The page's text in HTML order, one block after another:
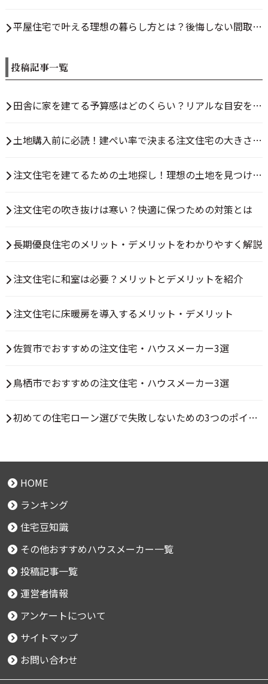
平屋住宅で叶える理想の暮らし方とは？後悔しない間取り
の決め方
投稿記事一覧
田舎に家を建てる予算感はどのくらい？リアルな目安を解
説
土地購入前に必読！建ぺい率で決まる注文住宅の大きさと
は？
注文住宅を建てるための土地探し！理想の土地を見つける
方法とは
注文住宅の吹き抜けは寒い？快適に保つための対策とは
長期優良住宅のメリット・デメリットをわかりやすく解説
注文住宅に和室は必要？メリットとデメリットを紹介
注文住宅に床暖房を導入するメリット・デメリット
佐賀市でおすすめの注文住宅・ハウスメーカー3選
鳥栖市でおすすめの注文住宅・ハウスメーカー3選
初めての住宅ローン選びで失敗しないための3つのポイン
HOME
ランキング
住宅豆知識
その他おすすめハウスメーカー一覧
投稿記事一覧
運営者情報
アンケートについて
サイトマップ
お問い合わせ